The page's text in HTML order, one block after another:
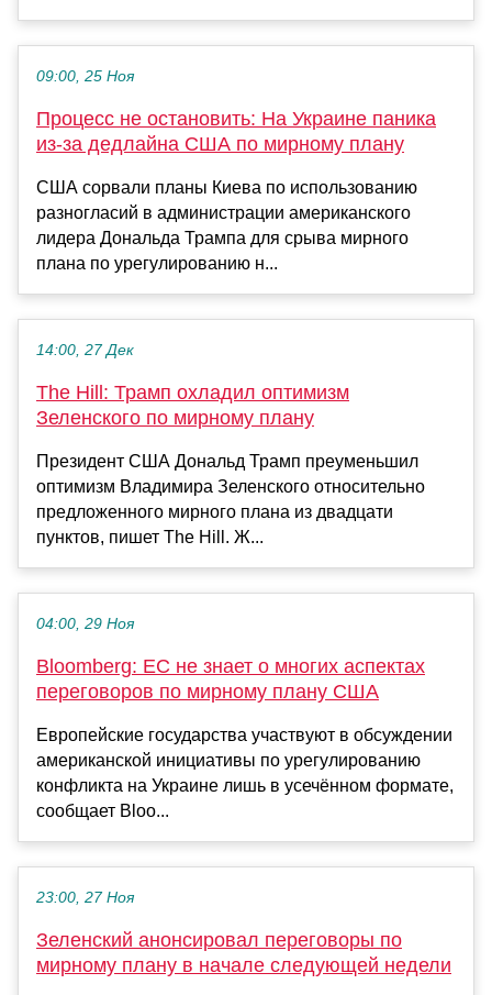
09:00, 25 Ноя
Процесс не остановить: На Украине паника
из-за дедлайна США по мирному плану
США сорвали планы Киева по использованию
разногласий в администрации американского
лидера Дональда Трампа для срыва мирного
плана по урегулированию н...
14:00, 27 Дек
The Hill: Трамп охладил оптимизм
Зеленского по мирному плану
Президент США Дональд Трамп преуменьшил
оптимизм Владимира Зеленского относительно
предложенного мирного плана из двадцати
пунктов, пишет The Hill. Ж...
04:00, 29 Ноя
Bloomberg: ЕС не знает о многих аспектах
переговоров по мирному плану США
Европейские государства участвуют в обсуждении
американской инициативы по урегулированию
конфликта на Украине лишь в усечённом формате,
сообщает Bloo...
23:00, 27 Ноя
Зеленский анонсировал переговоры по
мирному плану в начале следующей недели